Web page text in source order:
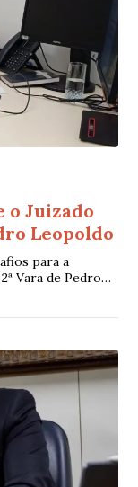
o Juizado
Leopoldo
para a
Vara de Pedro